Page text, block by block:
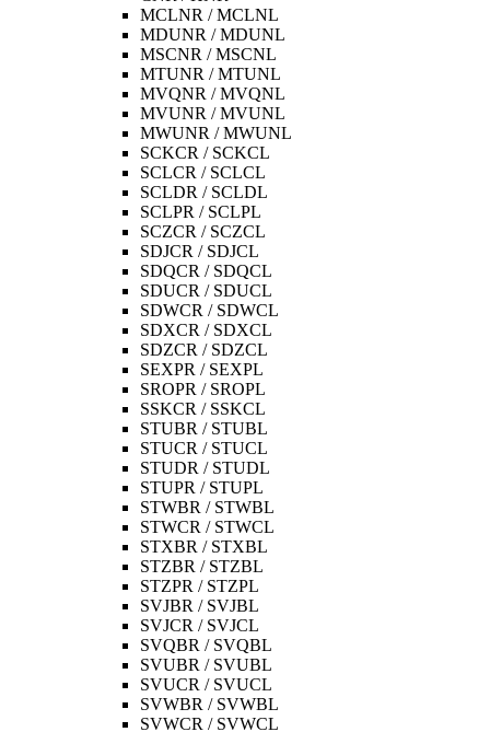
MCLNR / MCLNL
MDUNR / MDUNL
MSCNR / MSCNL
MTUNR / MTUNL
MVQNR / MVQNL
MVUNR / MVUNL
MWUNR / MWUNL
SCKCR / SCKCL
SCLCR / SCLCL
SCLDR / SCLDL
SCLPR / SCLPL
SCZCR / SCZCL
SDJCR / SDJCL
SDQCR / SDQCL
SDUCR / SDUCL
SDWCR / SDWCL
SDXCR / SDXCL
SDZCR / SDZCL
SEXPR / SEXPL
SROPR / SROPL
SSKCR / SSKCL
STUBR / STUBL
STUCR / STUCL
STUDR / STUDL
STUPR / STUPL
STWBR / STWBL
STWCR / STWCL
STXBR / STXBL
STZBR / STZBL
STZPR / STZPL
SVJBR / SVJBL
SVJCR / SVJCL
SVQBR / SVQBL
SVUBR / SVUBL
SVUCR / SVUCL
SVWBR / SVWBL
SVWCR / SVWCL